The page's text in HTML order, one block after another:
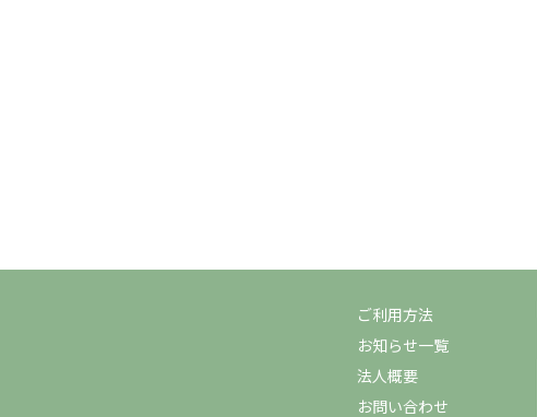
ご利用方法
お知らせ一覧
法人概要
お問い合わせ